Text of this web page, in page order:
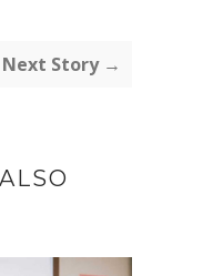
Next Story →